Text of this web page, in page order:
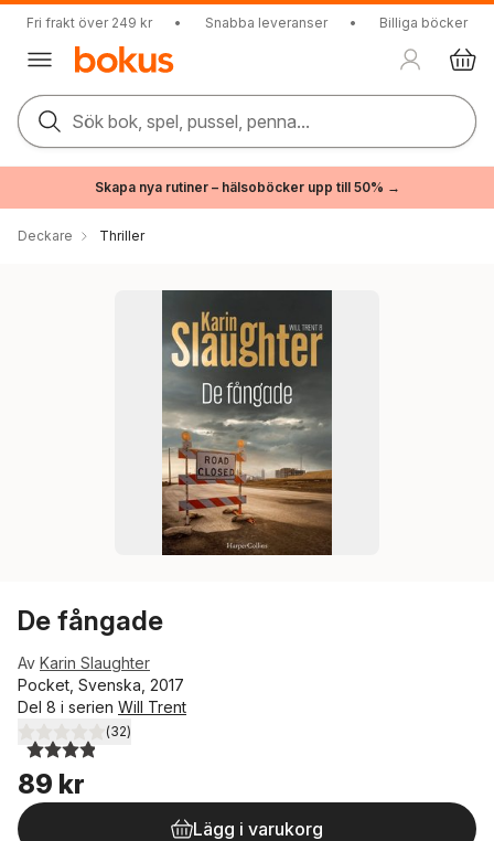
Fri frakt över 249 kr • Snabba leveranser • Billiga böcker
Sök bok, spel, pussel, penna...
Skapa nya rutiner – hälsoböcker upp till 50% →
Deckare Thriller
De fångade
Av Karin Slaughter
Pocket, Svenska, 2017
Del 8 i serien Will Trent
3,9utav 5 stjärnor. Totalt antal röster:
(32)
89 kr
Lägg i varukorg